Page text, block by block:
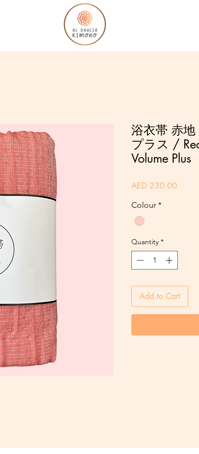
浴衣帯 赤
プラス /
Volume Plus
AED 230.00Price
Colour *
Quantity *
Add to Cart